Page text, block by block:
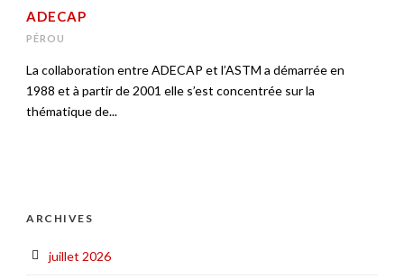
ADECAP
PÉROU
La collaboration entre ADECAP et l’ASTM a démarrée en
1988 et à partir de 2001 elle s’est concentrée sur la
thématique de...
ARCHIVES
juillet 2026